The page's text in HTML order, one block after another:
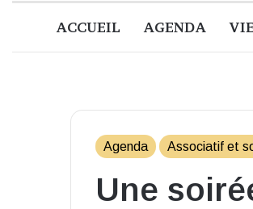
ACCUEIL AGENDA
Agenda Associatif et
Une